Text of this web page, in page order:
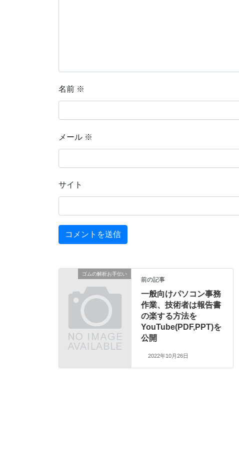
名前 ※
メール ※
サイト
ゴムの解析お手伝い
前の記事
一般向けパソコン事務
作業、技術者は報告書
の楽する方法を
YouTube(PDF,PPT)を
公開
2022年10月26日